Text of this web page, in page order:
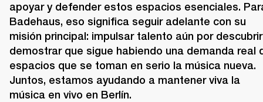
apoyar y defender estos espacios esenciales.
Badehaus, eso significa seguir adelante con su
misión principal: impulsar talento aún por
demostrar que sigue habiendo una demanda real
espacios que se toman en serio la música nueva.
Juntos, estamos ayudando a mantener viva la
música en vivo en Berlín.